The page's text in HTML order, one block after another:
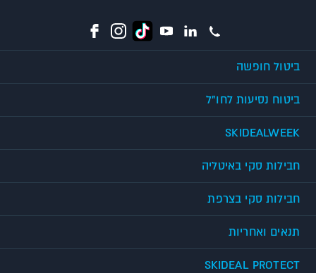
ביטול חופשה
ביטוח נסיעות לחו"ל
SKIDEALWEEK
חבילות סקי באיטליה
חבילות סקי בצרפת
תנאים ואחריות
SKIDEAL PROTECT